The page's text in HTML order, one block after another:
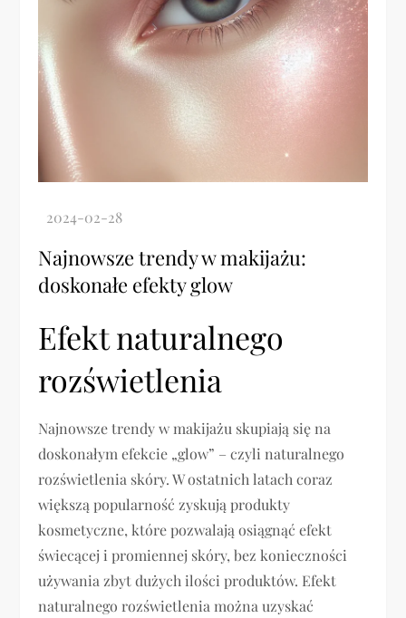
Najnowsze trendy w makijażu:
doskonałe efekty glow
Efekt naturalnego
rozświetlenia
Najnowsze trendy w makijażu skupiają się na
doskonałym efekcie „glow” – czyli naturalnego
rozświetlenia skóry. W ostatnich latach coraz
większą popularność zyskują produkty
kosmetyczne, które pozwalają osiągnąć efekt
świecącej i promiennej skóry, bez konieczności
używania zbyt dużych ilości produktów. Efekt
naturalnego rozświetlenia można uzyskać